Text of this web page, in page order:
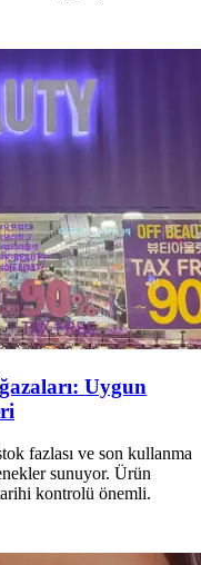
Uygun
fazlası ve son kullanma
sunuyor. Ürün
kontrolü önemli.